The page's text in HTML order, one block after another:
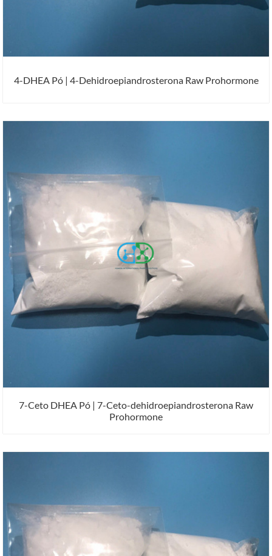
4-DHEA Pó | 4-Dehidroepiandrosterona Raw Prohormone
7-Ceto DHEA Pó | 7-Ceto-dehidroepiandrosterona Raw
Prohormone